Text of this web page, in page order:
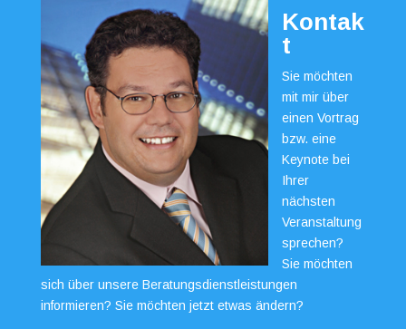
Kontak
t
Sie möchten
mit mir über
einen Vortrag
bzw. eine
Keynote bei
Ihrer
nächsten
Veranstaltung
sprechen?
Sie möchten
sich über unsere Beratungsdienstleistungen
informieren? Sie möchten jetzt etwas ändern?